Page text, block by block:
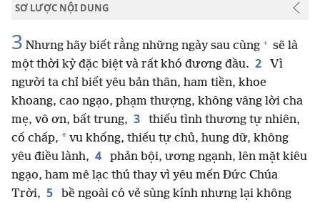
SƠ LƯỢC NỘI DUNG
3 Nhưng hãy biết rằng những ngày sau cùng + sẽ là
một thời kỳ đặc biệt và rất khó đương đầu. 2
Vì
người ta chỉ biết yêu bản thân, ham tiền, khoe
khoang, cao ngạo, phạm thượng, không vâng lời cha
mẹ, vô ơn, bất trung, 3
thiếu tình thương tự nhiên,
cố chấp, * vu khống, thiếu tự chủ, hung dữ, không
yêu điều lành, 4
phản bội, ương ngạnh, lên mặt kiêu
ngạo, ham mê lạc thú thay vì yêu mến Đức Chúa
Trời, 5
bề ngoài có vẻ sùng kính nhưng lại không